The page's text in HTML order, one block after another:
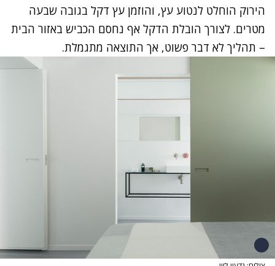
הירוק הוחלט לנטוע עץ, והוזמן עץ דקל בגובה שבעה
מטרים. לצורך הובלת הדקל אף נחסם הכביש באזור הבית
– תהליך לא דבר פשוט, אך התוצאה מתגמלת.